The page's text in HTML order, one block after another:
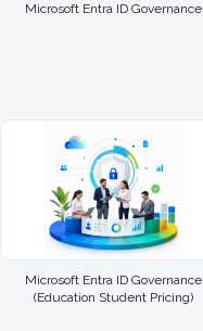
Microsoft Entra ID Governance
Microsoft Entra ID Governance
(Education Student Pricing)